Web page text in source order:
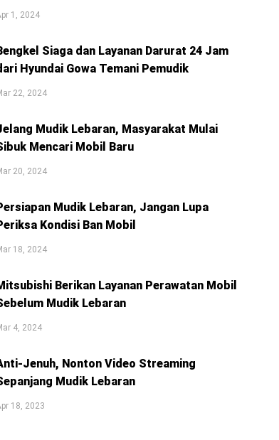
1, 2024
Siaga dan Layanan Darurat 24 Jam
Hyundai Gowa Temani Pemudik
22, 2024
Mudik Lebaran, Masyarakat Mulai
Mencari Mobil Baru
20, 2024
Mudik Lebaran, Jangan Lupa
Kondisi Ban Mobil
18, 2024
Berikan Layanan Perawatan Mobil
Mudik Lebaran
4, 2024
Jenuh, Nonton Video Streaming
Mudik Lebaran
18, 2023